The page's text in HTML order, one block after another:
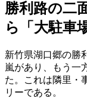
勝利路の二
ら「大駐
新竹県湖口郷の勝
嵐があり、もう一
た。これは隣里・
リーである。